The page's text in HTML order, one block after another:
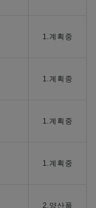
1.계획중
1.계획중
1.계획중
1.계획중
2.양산품